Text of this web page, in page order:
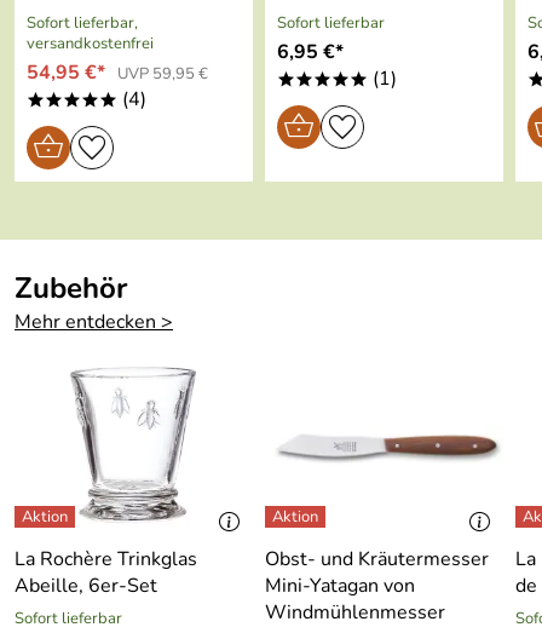
oben:
Gewicht: ca. 4,5 kg
Sofort lieferbar,
versandkostenfrei
54,95 €* UVP 59,95 €
***** (4)
Sofort lieferbar
6,95 €*
***** (1)
Zubehör
Mehr entdecken >
La Rochère Trinkglas
Abeille, 6er-Set
Sofort lieferbar
Obst- und Kräutermesser
Mini-Yatagan von
Windmühlenmesser